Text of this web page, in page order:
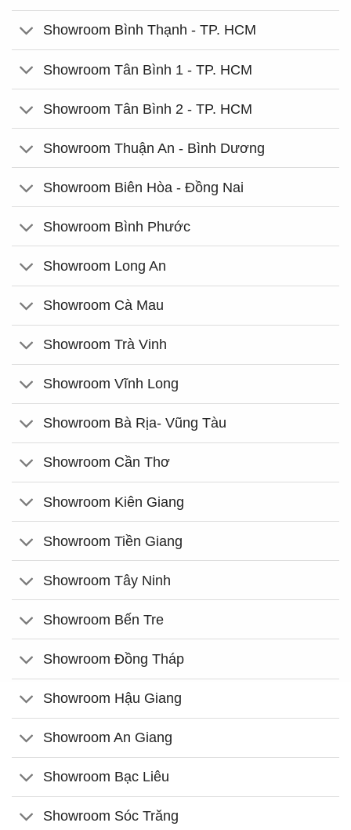
Showroom Bình Thạnh - TP. HCM
Showroom Tân Bình 1 - TP. HCM
Showroom Tân Bình 2 - TP. HCM
Showroom Thuận An - Bình Dương
Showroom Biên Hòa - Đồng Nai
Showroom Bình Phước
Showroom Long An
Showroom Cà Mau
Showroom Trà Vinh
Showroom Vĩnh Long
Showroom Bà Rịa- Vũng Tàu
Showroom Cần Thơ
Showroom Kiên Giang
Showroom Tiền Giang
Showroom Tây Ninh
Showroom Bến Tre
Showroom Đồng Tháp
Showroom Hậu Giang
Showroom An Giang
Showroom Bạc Liêu
Showroom Sóc Trăng